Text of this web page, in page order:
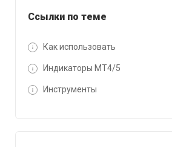
Ссылки по теме
Как использовать
Индикаторы MT4/5
Инструменты